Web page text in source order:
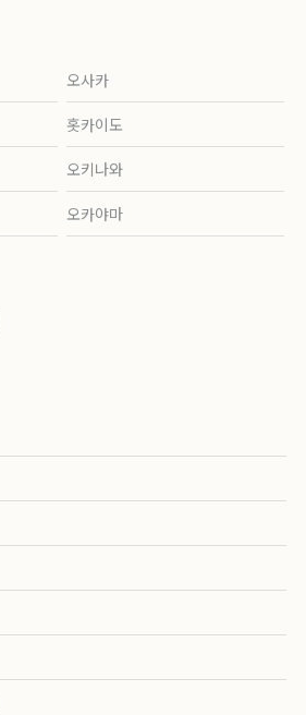
오사카
홋카이도
오키나와
오카야마